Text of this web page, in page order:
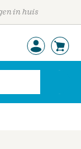
in huis